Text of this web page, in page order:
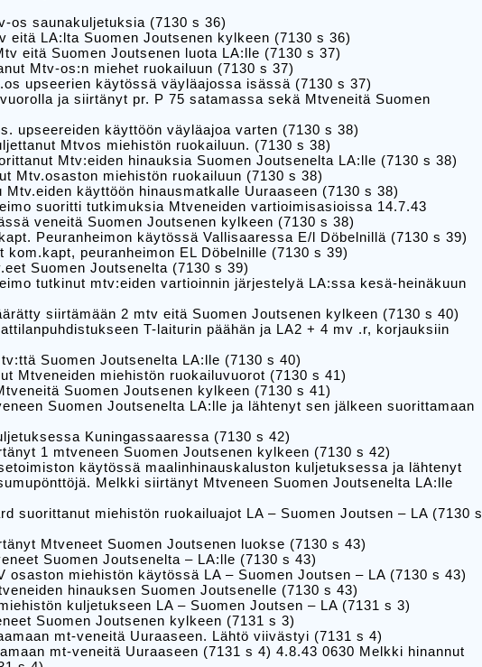
os saunakuljetuksia (7130 s 36)
eitä LA:lta Suomen Joutsenen kylkeen (7130 s 36)
eitä Suomen Joutsenen luota LA:lle (7130 s 37)
Mtv-os:n miehet ruokailuun (7130 s 37)
upseerien käytössä väyläajossa isässä (7130 s 37)
ja siirtänyt pr. P 75 satamassa sekä Mtveneitä Suomen
upseereiden käyttöön väyläajoa varten (7130 s 38)
Mtvos miehistön ruokailuun. (7130 s 38)
Mtv:eiden hinauksia Suomen Joutsenelta LA:lle (7130 s 38)
Mtv.osaston miehistön ruokailuun (7130 s 38)
Mtv.eiden käyttöön hinausmatkalle Uuraaseen (7130 s 38)
suoritti tutkimuksia Mtveneiden vartioimisasioissa 14.7.43
veneitä Suomen Joutsenen kylkeen (7130 s 38)
Peuranheimon käytössä Vallisaaressa E/l Döbelnillä (7130 s 39)
kom.kapt, peuranheimon EL Döbelnille (7130 s 39)
Suomen Joutsenelta (7130 s 39)
tutkinut mtv:eiden vartioinnin järjestelyä LA:ssa kesä-heinäkuun
siirtämään 2 mtv eitä Suomen Joutsenen kylkeen (7130 s 40)
T-laiturin päähän ja LA2 + 4 mv .r, korjauksiin
Suomen Joutsenelta LA:lle (7130 s 40)
Mtveneiden miehistön ruokailuvuorot (7130 s 41)
Suomen Joutsenen kylkeen (7130 s 41)
Suomen Joutsenelta LA:lle ja lähtenyt sen jälkeen suorittamaan
Kuningassaaressa (7130 s 42)
1 mtveneen Suomen Joutsenen kylkeen (7130 s 42)
käytössä maalinhinauskaluston kuljetuksessa ja lähtenyt
Melkki siirtänyt Mtveneen Suomen Joutsenelta LA:lle
suorittanut miehistön ruokailuajot LA – Suomen Joutsen – LA (7130 s
Mtveneet Suomen Joutsenen luokse (7130 s 43)
Suomen Joutsenelta – LA:lle (7130 s 43)
osaston miehistön käytössä LA – Suomen Joutsen – LA (7130 s 43)
hinauksen Suomen Joutsenelle (7130 s 43)
kuljetukseen LA – Suomen Joutsen – LA (7131 s 3)
Suomen Joutsenen kylkeen (7131 s 3)
mt-veneitä Uuraaseen. Lähtö viivästyi (7131 s 4)
mt-veneitä Uuraaseen (7131 s 4) 4.8.43 0630 Melkki hinannut